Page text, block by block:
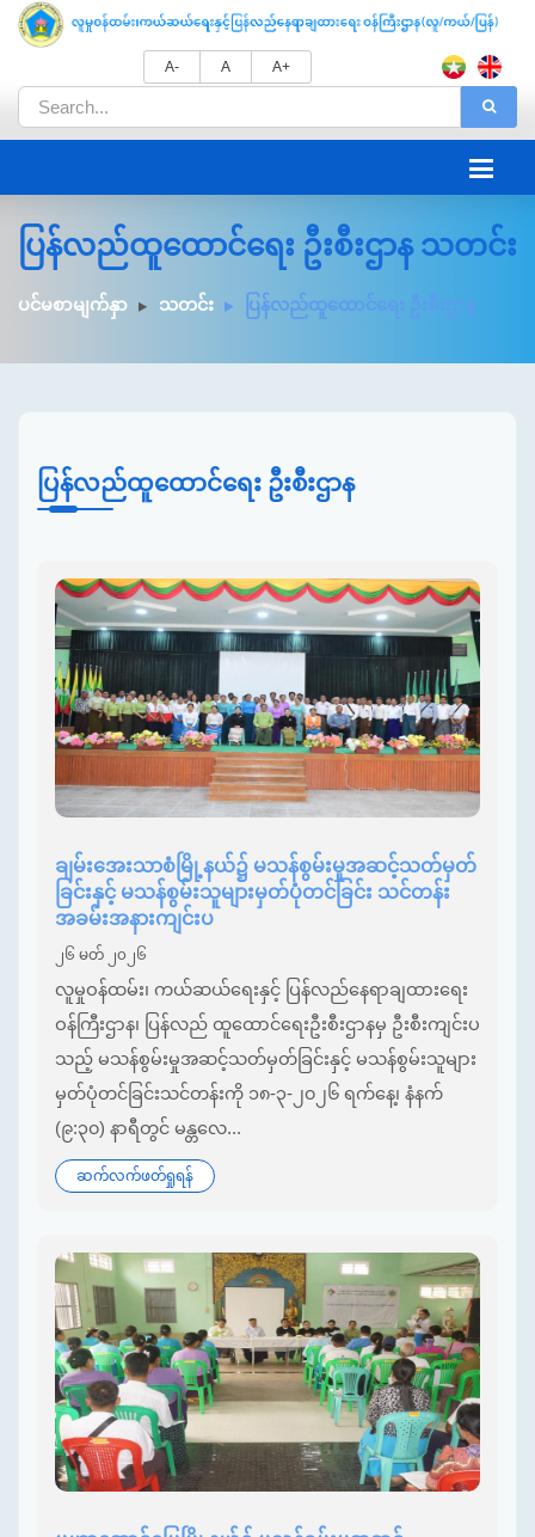
A- A A+
ပြန်လည်ထူထောင်ရေး ဦးစီးဌာန သတင်း
ပင်မစာမျက်နှာ သတင်း ပြန်လည်ထူထောင်ရေး ဦးစီးဌာန
ပြန်လည်ထူထောင်ရေး ဦးစီးဌာန
ချမ်းအေးသာစံမြို့နယ်၌ မသန်စွမ်းမှုအဆင့်သတ်မှတ်
ခြင်းနှင့် မသန်စွမ်းသူများမှတ်ပုံတင်ခြင်း သင်တန်း
အခမ်းအနားကျင်းပ
၂၆ မတ် ၂၀၂၆
လူမှုဝန်ထမ်း၊ ကယ်ဆယ်ရေးနှင့် ပြန်လည်နေရာချထားရေး
ဝန်ကြီးဌာန၊ ပြန်လည် ထူထောင်ရေးဦးစီးဌာနမှ ဦးစီးကျင်းပ
သည့် မသန်စွမ်းမှုအဆင့်သတ်မှတ်ခြင်းနှင့် မသန်စွမ်းသူများ
မှတ်ပုံတင်ခြင်းသင်တန်းကို ၁၈-၃-၂၀၂၆ ရက်နေ့၊ နံနက်
(၉:၃၀) နာရီတွင် မန္တလေ...
ဆက်လက်ဖတ်ရှုရန်